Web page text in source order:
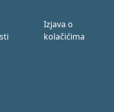
Izjava o
kolačićima